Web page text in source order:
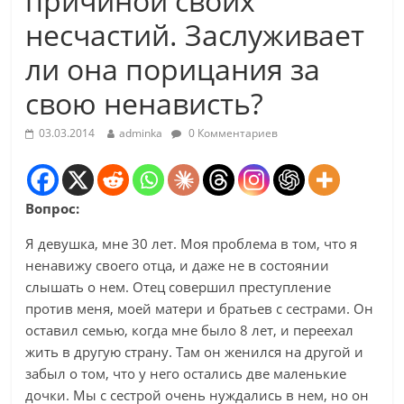
несчастий. Заслуживает
ли она порицания за
свою ненависть?
03.03.2014 adminka 0 Комментариев
Вопрос:
Я девушка, мне 30 лет. Моя проблема в том, что я
ненавижу своего отца, и даже не в состоянии
слышать о нем. Отец совершил преступление
против меня, моей матери и братьев с сестрами. Он
оставил семью, когда мне было 8 лет, и переехал
жить в другую страну. Там он женился на другой и
забыл о том, что у него остались две маленькие
дочки. Мы с сестрой очень нуждались в нем, но он